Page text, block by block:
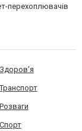
перехоплювачів
Здоров'я
Розваги
Спорт